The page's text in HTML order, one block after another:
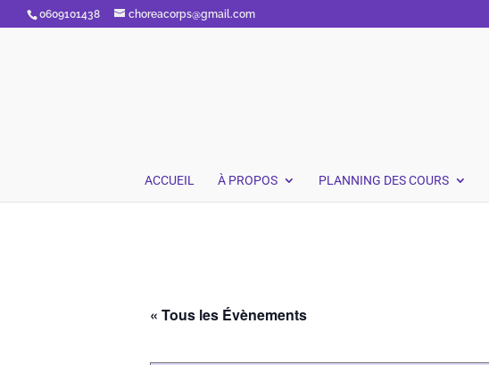
0609101438 choreacorps@gmail.com
ACCUEIL À PROPOS PLANNING DES COURS
« Tous les Évènements